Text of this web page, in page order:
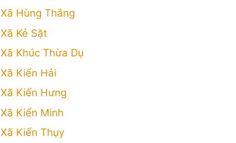
Xã Hùng Thắng
Xã Kẻ Sặt
Xã Khúc Thừa Dụ
Xã Kiến Hải
Xã Kiến Hưng
Xã Kiến Minh
Xã Kiến Thụy